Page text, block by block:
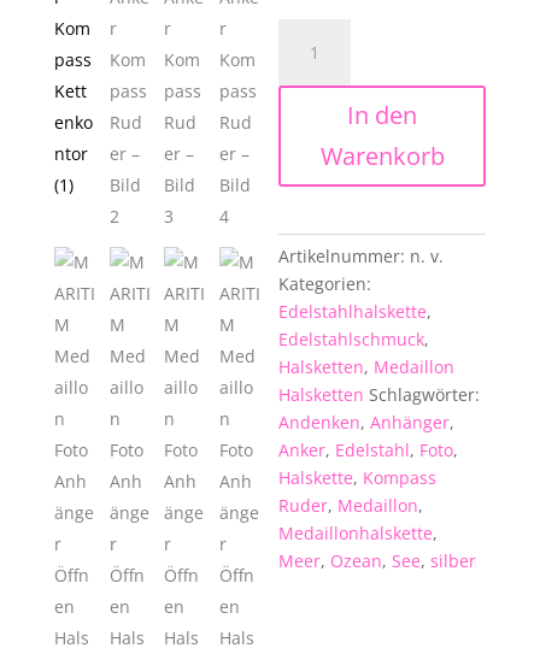
Medaillon
Foto
Anhänger
Öffnen
Halskette
Anker
Kompass
Ruder
Menge
In den
Warenkorb
Artikelnummer: n. v.
Kategorien:
Edelstahlhalskette,
Edelstahlschmuck,
Halsketten, Medaillon
Halsketten Schlagwörter:
Andenken,Anhänger,
Anker, Edelstahl, Foto,
Halskette, Kompass
Ruder, Medaillon,
Medaillonhalskette,
Meer, Ozean,See,silber